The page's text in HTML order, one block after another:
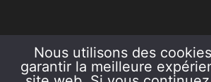
Nous utilisons des
garantir la meilleure